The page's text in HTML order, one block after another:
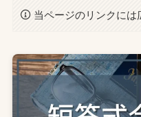
当ページのリンクには